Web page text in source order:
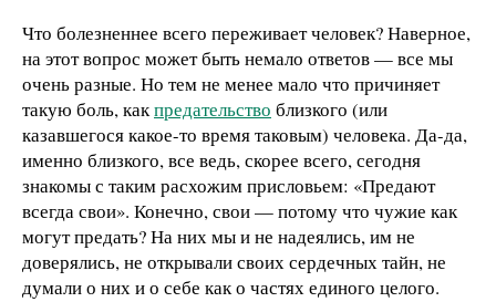
Что болезненнее всего переживает человек? Наверное,
на этот вопрос может быть немало ответов — все мы
очень разные. Но тем не менее мало что причиняет
такую боль, какпредательство близкого (или
казавшегося какое-то время таковым) человека. Да-да,
именно близкого, все ведь, скорее всего, сегодня
знакомы с таким расхожим присловьем: «Предают
всегда свои». Конечно, свои — потому что чужие как
могут предать? На них мы и не надеялись, им не
доверялись, не открывали своих сердечных тайн, не
думали о них и о себе как о частях единого целого.